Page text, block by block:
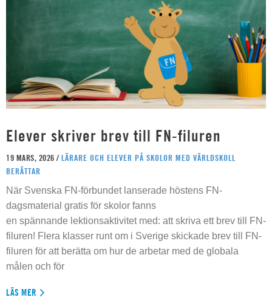
Elever skriver brev till FN-filuren
19 MARS, 2026 / LÄRARE OCH ELEVER PÅ SKOLOR MED VÄRLDSKOLL
BERÄTTAR
När Svenska FN-förbundet lanserade höstens FN-
dagsmaterial gratis för skolor fanns
en spännande lektionsaktivitet med: att skriva ett brev till FN-
filuren! Flera klasser runt om i Sverige skickade brev till FN-
filuren för att berätta om hur de arbetar med de globala
målen och för
LÄS MER